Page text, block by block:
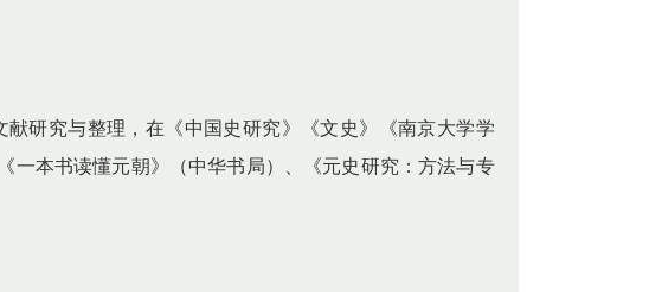
研究与整理，在《中国史研究》《文史》《南京大学学
一本书读懂元朝》（中华书局）、《元史研究：方法与专